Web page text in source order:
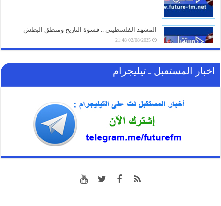
المشهد الفلسطيني .. قسوة التاريخ ومنطق البطش
02/08/2025 21:48
اخبار المستقبل ـ تيليجرام